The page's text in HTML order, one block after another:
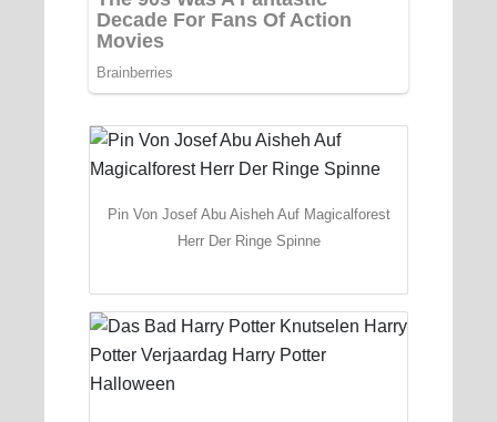
Pin Von Josef Abu Aisheh Auf Magicalforest
Herr Der Ringe Spinne